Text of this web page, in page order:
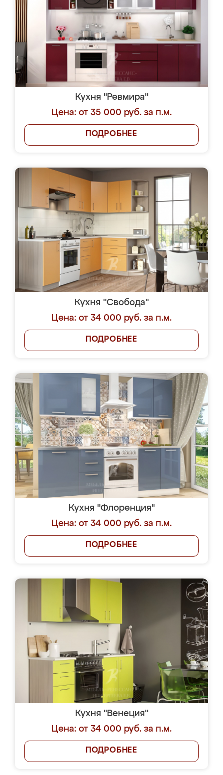
Кухня "Ревмира"
Цена: от 35 000 руб. за п.м.
ПОДРОБНЕЕ
Кухня "Свобода"
Цена: от 34 000 руб. за п.м.
ПОДРОБНЕЕ
Кухня "Флоренция"
Цена: от 34 000 руб. за п.м.
ПОДРОБНЕЕ
Кухня "Венеция"
Цена: от 34 000 руб. за п.м.
ПОДРОБНЕЕ